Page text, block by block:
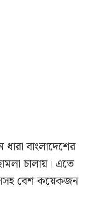
বাংলাদেশের
চালায়। এতে
বেশ কয়েকজন